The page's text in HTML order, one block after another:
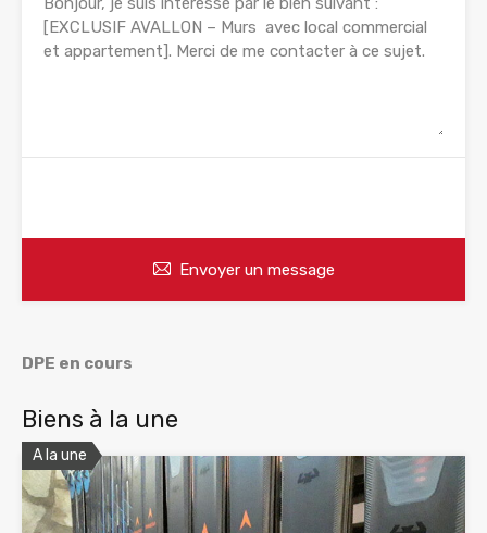
Envoyer un message
DPE en cours
Biens à la une
A la une